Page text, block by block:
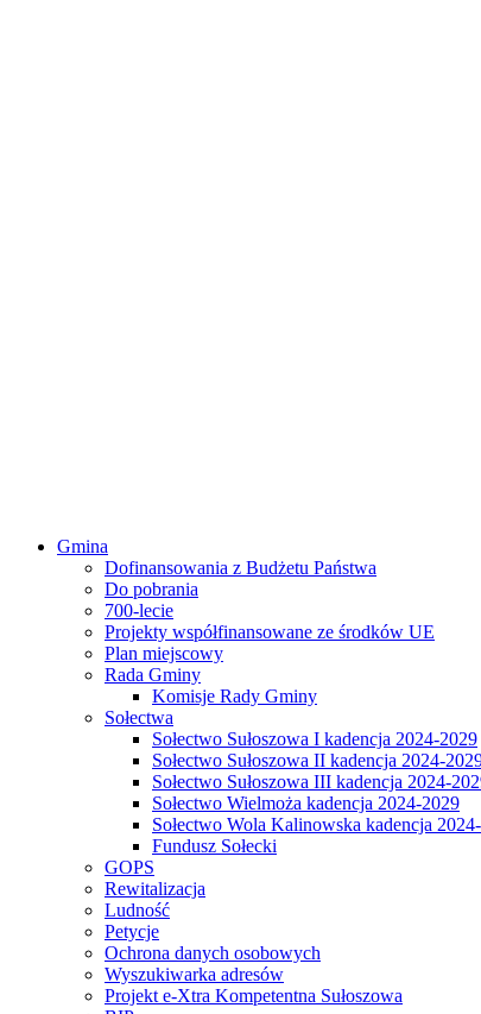
Gmina
Dofinansowania z Budżetu Państwa
Do pobrania
700-lecie
Projekty współfinansowane ze środków UE
Plan miejscowy
Rada Gminy
Komisje Rady Gminy
Sołectwa
Sołectwo Sułoszowa I kadencja 2024-2029
Sołectwo Sułoszowa II kadencja 2024-
Sołectwo Sułoszowa III kadencja 2024-
Sołectwo Wielmoża kadencja 2024-2029
Sołectwo Wola Kalinowska kadencja
Fundusz Sołecki
GOPS
Rewitalizacja
Ludność
Petycje
Ochrona danych osobowych
Wyszukiwarka adresów
Projekt e-Xtra Kompetentna Sułoszowa